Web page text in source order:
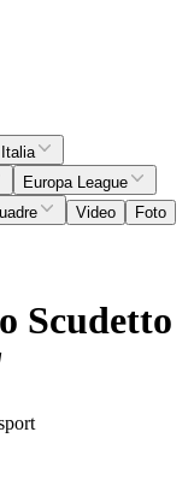
Europa League
Video
Foto
Scudetto